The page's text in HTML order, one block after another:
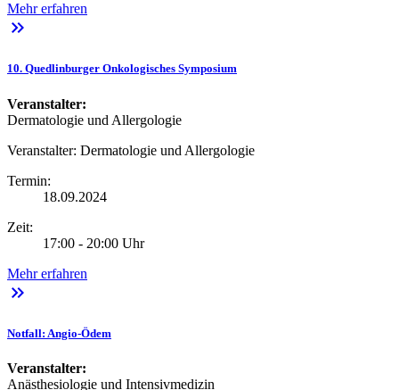
Mehr erfahren
keyboard_double_arrow_right
10. Quedlinburger Onkologisches Symposium
Veranstalter:
Dermatologie und Allergologie
Veranstalter: Dermatologie und Allergologie
Termin:
18.09.2024
Zeit:
17:00 - 20:00 Uhr
Mehr erfahren
keyboard_double_arrow_right
Notfall: Angio-Ödem
Veranstalter:
Anästhesiologie und Intensivmedizin